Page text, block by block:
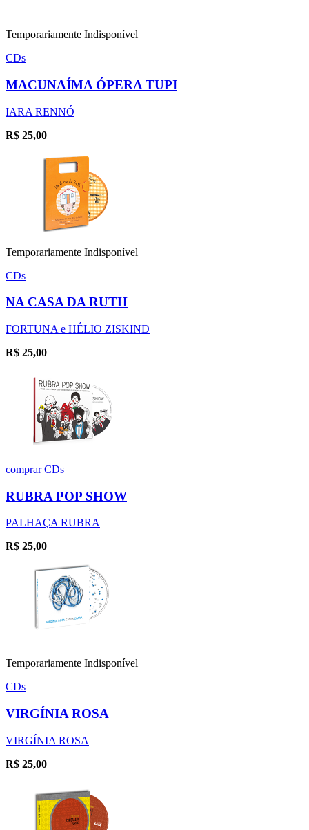
Temporariamente Indisponível
CDs
MACUNAÍMA ÓPERA TUPI
IARA RENNÓ
R$ 25,00
Temporariamente Indisponível
CDs
NA CASA DA RUTH
FORTUNA e HÉLIO ZISKIND
R$ 25,00
comprarCDs
RUBRA POP SHOW
PALHAÇA RUBRA
R$ 25,00
Temporariamente Indisponível
CDs
VIRGÍNIA ROSA
VIRGÍNIA ROSA
R$ 25,00